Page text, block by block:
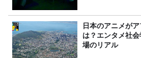
日本のアニメが
は？エンタメ社
場のリアル